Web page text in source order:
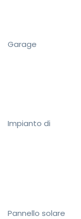
Garage
Impianto di
Pannello solare